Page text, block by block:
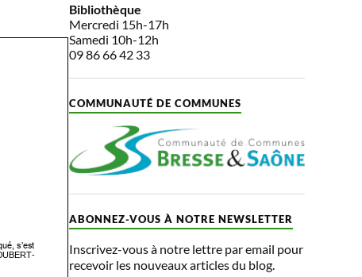
Bibliothèque
Mercredi 15h-17h
Samedi 10h-12h
09 86 66 42 33
COMMUNAUTÉ DE COMMUNES
ABONNEZ-VOUS À NOTRE NEWSLETTER
Inscrivez-vous à notre lettre par email pour
recevoir les nouveaux articles du blog.